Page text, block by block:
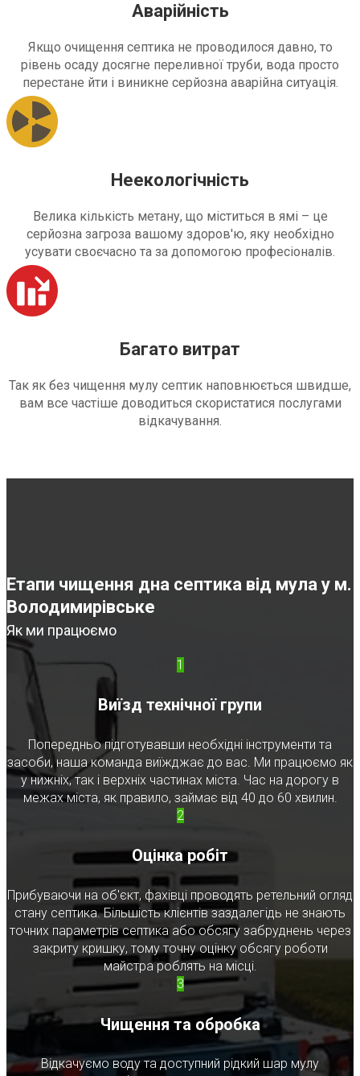
Аварійність
Якщо очищення септика не проводилося давно, то
рівень осаду досягне переливної труби, вода просто
перестане йти і виникне серйозна аварійна ситуація.
Неекологічність
Велика кількість метану, що міститься в ямі – це
серйозна загроза вашому здоров'ю, яку необхідно
усувати своєчасно та за допомогою професіоналів.
Багато витрат
Так як без чищення мулу септик наповнюється швидше,
вам все частіше доводиться скористатися послугами
відкачування.
Етапи чищення дна септика від мула у м.
Володимирівське
Як ми працюємо
1
Виїзд технічної групи
Попередньо підготувавши необхідні інструменти та
засоби, наша команда виїжджає до вас. Ми працюємо як
у нижніх, так і верхніх частинах міста. Час на дорогу в
межах міста, як правило, займає від 40 до 60 хвилин.
2
Оцінка робіт
Прибуваючи на об'єкт, фахівці проводять ретельний огляд
стану септика. Більшість клієнтів заздалегідь не знають
точних параметрів септика або обсягу забруднень через
закриту кришку, тому точну оцінку обсягу роботи
майстра роблять на місці.
3
Чищення та обробка
Відкачуємо воду та доступний рідкий шар мулу